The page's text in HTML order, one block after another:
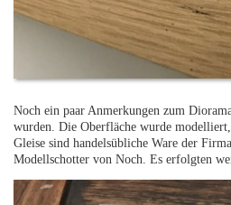
Noch ein paar Anmerkungen zum
wurden. Die Oberfläche wurde
Gleise sind handelsübliche Ware der
Modellschotter von Noch. Es erfolgten